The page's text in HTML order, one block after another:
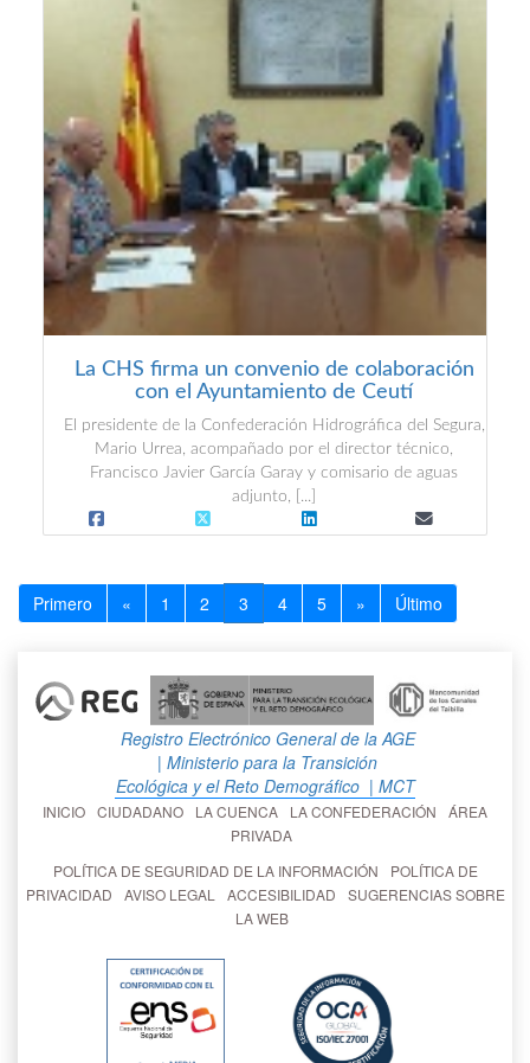
La CHS firma un convenio de colaboración
con el Ayuntamiento de Ceutí
El presidente de la Confederación Hidrográfica del Segura,
Mario Urrea, acompañado por el director técnico,
Francisco Javier García Garay y comisario de aguas
adjunto, [...]
Primero « 1 2 3 4 5 » Último
Registro Electrónico General de la AGE
| Ministerio para la Transición
Ecológica y el Reto Demográfico | MCT
INICIO CIUDADANO LA CUENCA LA CONFEDERACIÓN
ÁREA
PRIVADA
POLÍTICA DE SEGURIDAD DE LA INFORMACIÓN
POLÍTICA DE
PRIVACIDAD
AVISO LEGAL ACCESIBILIDAD
SUGERENCIAS SOBRE
LA WEB